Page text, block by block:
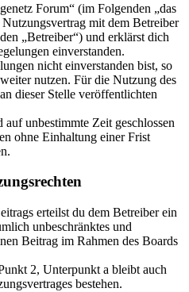
Forum“ (im Folgenden „das
mit dem Betreiber
„Betreiber“) und erklärst dich
einverstanden.
nicht einverstanden bist, so
nutzen. Für die Nutzung des
dieser Stelle veröffentlichten
unbestimmte Zeit geschlossen
ohne Einhaltung einer Frist
erteilst du dem Betreiber ein
unbeschränktes und
Beitrag im Rahmen des Boards
2, Unterpunkt a bleibt auch
bestehen.